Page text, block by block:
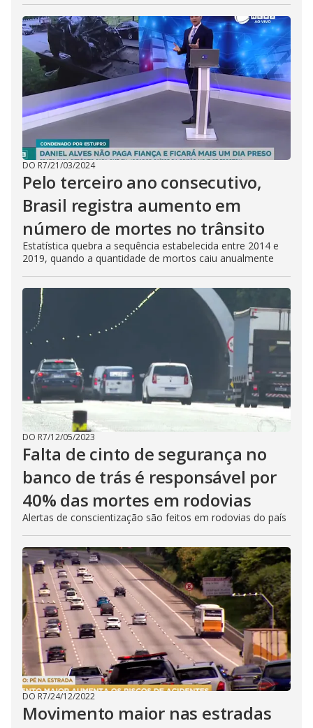
DO R7/21/03/2024
Pelo terceiro ano consecutivo,
Brasil registra aumento em
número de mortes no trânsito
Estatística quebra a sequência estabelecida entre 2014 e
2019, quando a quantidade de mortos caiu anualmente
DO R7/12/05/2023
Falta de cinto de segurança no
banco de trás é responsável por
40% das mortes em rodovias
Alertas de conscientização são feitos em rodovias do país
DO R7/24/12/2022
Movimento maior nas estradas